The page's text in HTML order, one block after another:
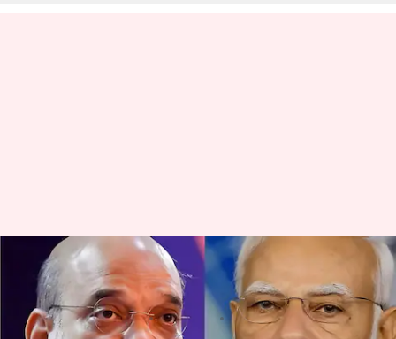
ఫ్రాన్స్ నుంచి ప్రధాని మోదీ ఫోన్.. దిల్లీ
వరదలపై అమిత్ షాతో సమీక్ష
వ్రాసిన వారు TEJAVYAS BESTHA Jul 14, 2023 10:12 am